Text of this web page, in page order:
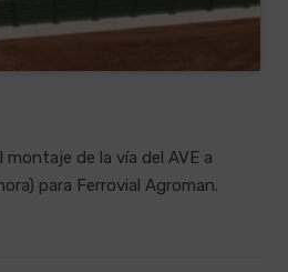
de la vía del AVE a
para Ferrovial Agroman.